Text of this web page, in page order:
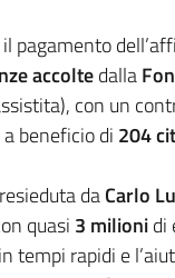
accoltedalla
con un
a beneficio di 204
daCarlo
quasi 3 milionidi
rapidi e